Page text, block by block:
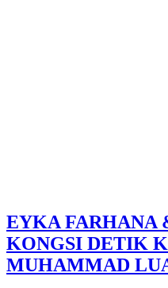
EYKA FARHANA
KONGSI DETIK
MUHAMMAD